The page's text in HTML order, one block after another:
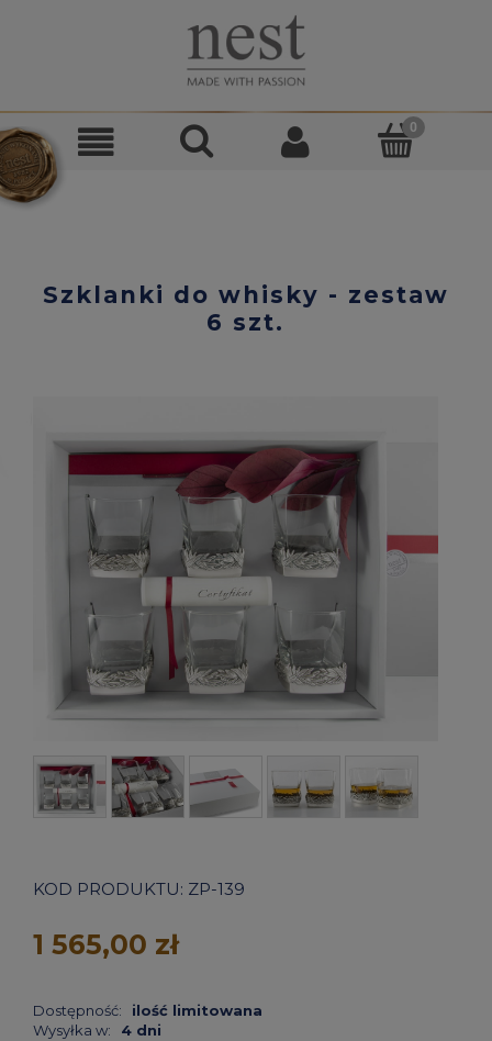
Szklanki do whisky - zestaw
6 szt.
KOD PRODUKTU: ZP-139
Dostępność:
ilość limitowana
Wysyłka w:
4 dni
1 565,00 zł